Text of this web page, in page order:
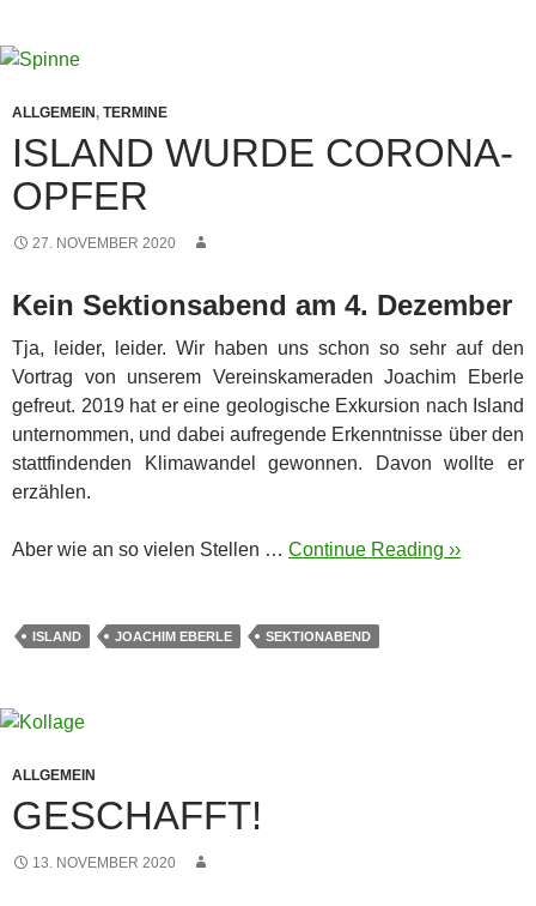
ALLGEMEIN, TERMINE
ISLAND WURDE CORONA-
OPFER
27. NOVEMBER 2020
Kein Sektionsabend am 4. Dezember
Tja, leider, leider. Wir haben uns schon so sehr auf den
Vortrag von unserem Vereinskameraden Joachim Eberle
gefreut. 2019 hat er eine geologische Exkursion nach Island
unternommen, und dabei aufregende Erkenntnisse über den
stattfindenden Klimawandel gewonnen. Davon wollte er
erzählen.
Aber wie an so vielen Stellen … Continue Reading ››
ISLAND JOACHIM EBERLE SEKTIONABEND
ALLGEMEIN
GESCHAFFT!
13. NOVEMBER 2020